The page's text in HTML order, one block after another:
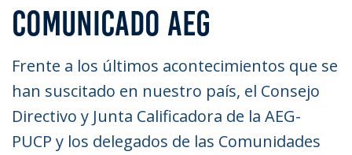
COMUNICADO AEG
Frente a los últimos acontecimientos que se
han suscitado en nuestro país, el Consejo
Directivo y Junta Calificadora de la AEG-
PUCP y los delegados de las Comunidades